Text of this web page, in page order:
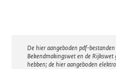
Disclaimer
De hier aangeboden pdf-
Bekendmakingswet en de
hebben; de hier aangeboden